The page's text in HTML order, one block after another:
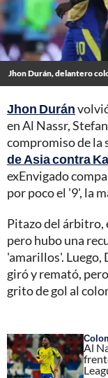
Jhon Durán, delantero
Jhon Durán
en Al Nassr,
compromiso de la
de Asia contra
exEnvigado
por poco el '9', la
Pitazo del árbitro,
pero hubo una
'amarillos'. Luego,
giró y remató,
grito de gol al
Al